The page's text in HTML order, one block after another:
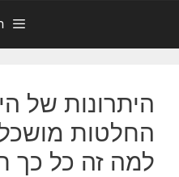
היתרונות של
החלטות
למה זה כל כך